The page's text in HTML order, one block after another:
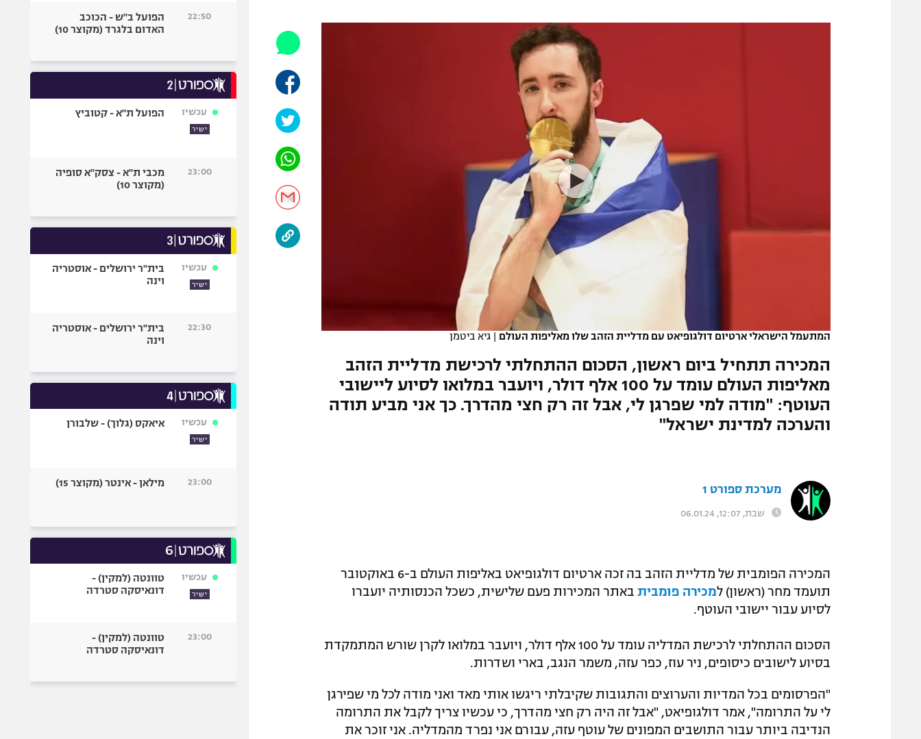
רשיון להקרנה פומבית לבית עסק
הפועל תל אביב
הפועל חיפה
הפועל באר שבע
מכבי נתניה
ליגה סינית
ליגה ברזילאית
ליגות נוספות
אופניים
כדורמים
פוטבול אמריקאי NFL
בייסבול MLB
גיימינג E-Sports
המתעמל הישראלי ארטיום דולגופיאט עם מדליית הזהב שלו מאליפות העולם | גיא ביטמן
המכירה תתחיל ביום ראשון, הסכום ההתחלתי לרכישת מדליית הזהב
מאליפות העולם עומד על 100 אלף דולר, ויועבר במלואו לסיוע ליישובי
העוטף: "מודה למי שפרגן לי, אבל זה רק חצי מהדרך. כך אני מביע תודה
והערכה למדינת ישראל"
מערכת ספורט 1
שבת, 12:07, 06.01.24
המכירה הפומבית של מדליית הזהב בה זכה ארטיום דולגופיאט באליפות העולם ב-6 באוקטובר
תועמד מחר (ראשון) למכירה פומבית באתר המכירות פעם שלישית, כשכל הכנסותיה יועברו
לסיוע עבור יישובי העוטף.
הסכום ההתחלתי לרכישת המדליה עומד על 100 אלף דולר, ויועבר במלואו לקרן שורש המתמקדת
בסיוע לישובים כיסופים, ניר עוז, כפר עזה, משמר הנגב, בארי ושדרות.
"הפרסומים בכל המדיות והערוצים והתגובות שקיבלתי ריגשו אותי מאד ואני מודה לכל מי שפירגן
לי על התרומה", אמר דולגופיאט, "אבל זה היה רק חצי מהדרך, כי עכשיו צריך לקבל את התרומה
הנדיבה ביותר עבור התושבים המפונים של עוטף עזה, עבורם אני נפרד מהמדליה. אני זוכר את
22:50
הפועל ב"ש - הכוכב
האדום בלגרד (מקוצר 10)
עכשיו
ישיר
הפועל ת"א - קטוביץ
23:00
מכבי ת"א - צסק"א סופיה
(מקוצר 10)
עכשיו
ישיר
בית"ר ירושלים - אוסטריה
וינה
22:30
בית"ר ירושלים - אוסטריה
וינה
עכשיו
ישיר
איאקס (גלוך) - שלבורן
23:00 מילאן - אינטר (מקוצר 15)
עכשיו
ישיר
טוונטה (למקין) -
דונאיסקה סטרדה
23:00
טוונטה (למקין) -
דונאיסקה סטרדה